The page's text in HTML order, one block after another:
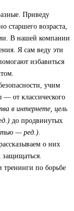
Приведу
старшего возраста,
В нашей компании
Я сам веду эти
избавиться
учим
— от классического
в интернете, цель
до продвинутых
— ред.)
о них
тренинги по борьбе